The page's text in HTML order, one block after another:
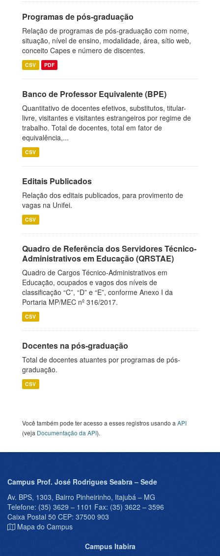
Programas de pós-graduação
Relação de programas de pós-graduação com nome,
situação, nível de ensino, modalidade, área, sítio web,
conceito Capes e número de discentes.
CSV PDF
Banco de Professor Equivalente (BPE)
Quantitativo de docentes efetivos, substitutos, titular-
livre, visitantes e visitantes estrangeiros por regime de
trabalho. Total de docentes, total em fator de
equivalência,...
CSV
Editais Publicados
Relação dos editais publicados, para provimento de
vagas na Unifei.
CSV
Quadro de Referência dos Servidores Técnico-
Administrativos em Educação (QRSTAE)
Quadro de Cargos Técnico-Administrativos em
Educação, ocupados e vagos dos níveis de
classificação “C”, “D” e “E”, conforme Anexo I da
Portaria MP/MEC nº 316/2017.
CSV
Docentes na pós-graduação
Total de docentes atuantes por programas de pós-
graduação.
CSV
Você também pode ter acesso a esses registros usando a API
(veja Documentação da API).
Campus Prof. José Rodrigues Seabra – Sede
Av. BPS, 1303, Bairro Pinheirinho, Itajubá – MG
Telefone: (35) 3629 – 1101 Fax: (35) 3622 – 3596
Caixa Postal 50 CEP: 37500 903
Mapa do Campus
Campus Itabira